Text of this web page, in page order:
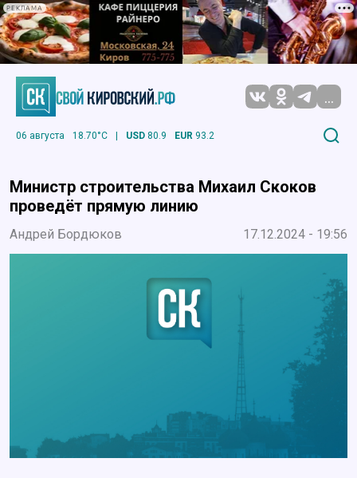
РЕКЛАМА
...
06 августа 18.70°C | USD 80.9 EUR 93.2
Министр строительства Михаил Скоков
проведёт прямую линию
Андрей Бордюков 17.12.2024 - 19:56